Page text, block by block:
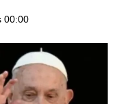
00:00